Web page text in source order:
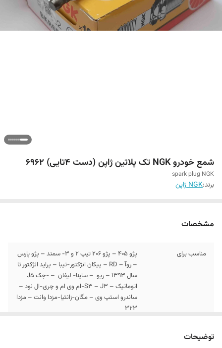
شمع خودرو NGK تک پلاتین ژاپن (دست 4تایی) 6962
spark plug NGK
برند:NGK ژاپن
مشخصات
مناسب برای
پژو ۴۰۵ – پژو 206 تیپ 2 و 3- سمند – پژو پارس
– روآ – RD – پیکان انژکتور-تیبا – پراید انژکتور تا
سال ۱۳۹۳ – ریو – ساینا- لیفان – -جک J5
اتوماتیک – S3 – J3-ام وی ام و چری-ال نود –
ساندرو استپ وی – مگان-زانتیا-مزدا وانت – مزدا
323
برند
توضیحات